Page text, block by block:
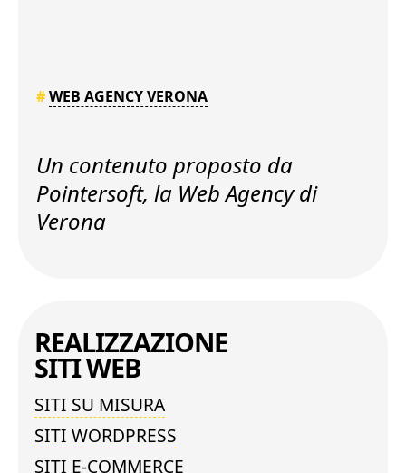
#WEB AGENCY VERONA
Un contenuto proposto da
Pointersoft, la Web Agency di
Verona
REALIZZAZIONE
SITI WEB
SITI SU MISURA
SITI WORDPRESS
SITI E-COMMERCE